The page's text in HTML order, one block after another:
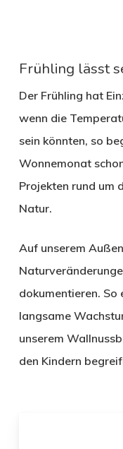
Frühling lässt
Der Frühling hat
wenn die
sein könnten, so
Wonnemonat
Projekten rund um
Natur.
Auf unserem
dokumentieren.
langsame
unserem
den Kindern